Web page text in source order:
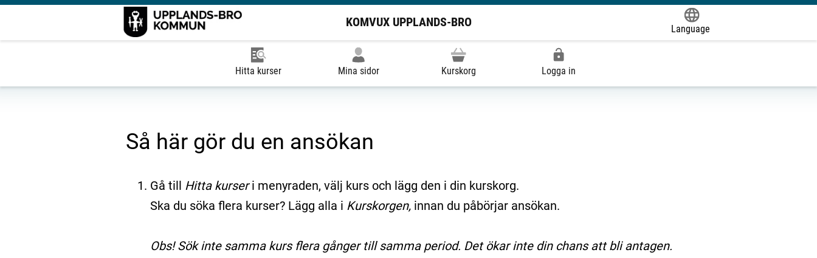
KOMVUX UPPLANDS-BRO
Language
Hitta kurser Mina sidor Kurskorg Logga in
Så här gör du en ansökan
Gå till Hitta kurseri menyraden, välj kurs och lägg den i din kurskorg.
Ska du söka flera kurser? Lägg alla i Kurskorgen, innan du påbörjar ansökan.
Obs! Sök inte samma kurs flera gånger till samma period. Det ökar inte din chans att bli antagen.